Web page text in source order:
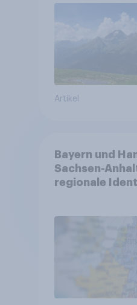
Altersvorsorge
Artikel
Bayern und
Sachsen-
regionale